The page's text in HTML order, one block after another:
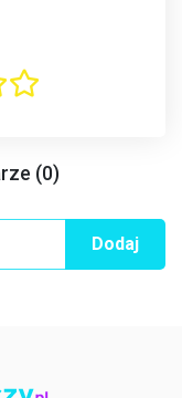
(0)
Dodaj